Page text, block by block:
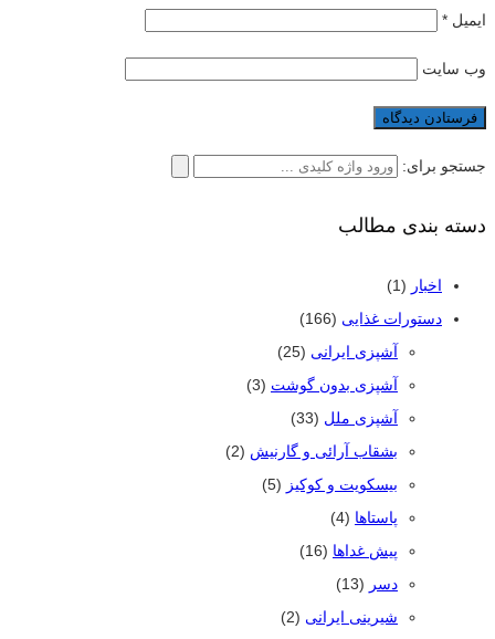
ایمیل *
وب‌ سایت
جستجو برای:
دسته بندی مطالب
اخبار (1)
دستورات غذایی (166)
آشپزی ایرانی (25)
آشپزی بدون گوشت (3)
آشپزی ملل (33)
بشقاب آرائی و گارنیش (2)
بیسکویت و کوکیز (5)
پاستاها (4)
پیش غداها (16)
دسر (13)
شیرینی ایرانی (2)